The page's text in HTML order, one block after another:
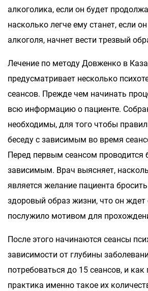
алкоголика, если он будет
насколько легче ему станет, если
алкоголя, начнет вести трезвый
Лечение по методу Довженко в
предусматривает несколько
сеансов. Прежде чем начинать
всю информацию о пациенте.
необходимы, для того чтобы
беседу с зависимым во время
Перед первым сеансом проводится
зависимым. Врач выясняет,
является желание пациента
здоровый образ жизни, что он ждет
послужило мотивом для
После этого начинаются сеансы
зависимости от глубины
потребоваться до 15 сеансов, и
практика именно такое их